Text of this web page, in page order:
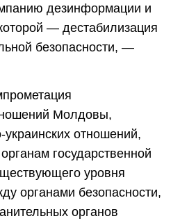
дезинформации и
— дестабилизация
безопасности, —
Молдовы,
отношений,
государственной
уровня
органами безопасности,
органов